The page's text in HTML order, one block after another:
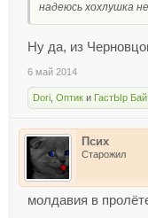
надеюсь хохлушка
Ну да, из
6 май 2014
Dori Оптик и ГастЫр
Псих
Старожил
молдавия в